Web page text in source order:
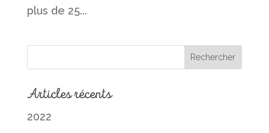
plus de 25...
Articles récents
2022